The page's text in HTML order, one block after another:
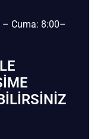
– Cuma: 8:00–